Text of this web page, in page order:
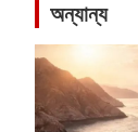
অন্যান্য